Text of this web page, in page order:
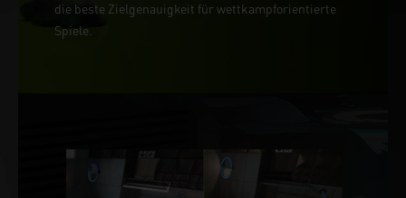
die beste Zielgenauigkeit für wettkampforientierte
Spiele.